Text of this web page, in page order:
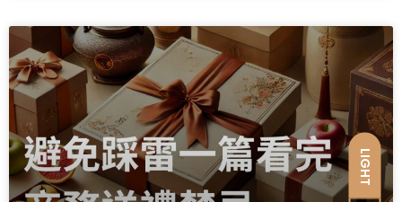
LIGHT